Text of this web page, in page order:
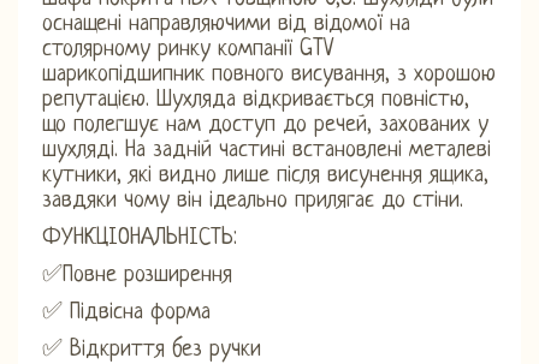
оснащені направляючими від відомої на
столярному ринку компанії GTV
шарикопідшипник повного висування, з хорошою
репутацією. Шухляда відкривається повністю,
що полегшує нам доступ до речей, захованих у
шухляді. На задній частині встановлені металеві
кутники, які видно лише після висунення ящика,
завдяки чому він ідеально прилягає до стіни.
ФУНКЦІОНАЛЬНІСТЬ:
✅Повне розширення
✅ Підвісна форма
✅ Відкриття без ручки